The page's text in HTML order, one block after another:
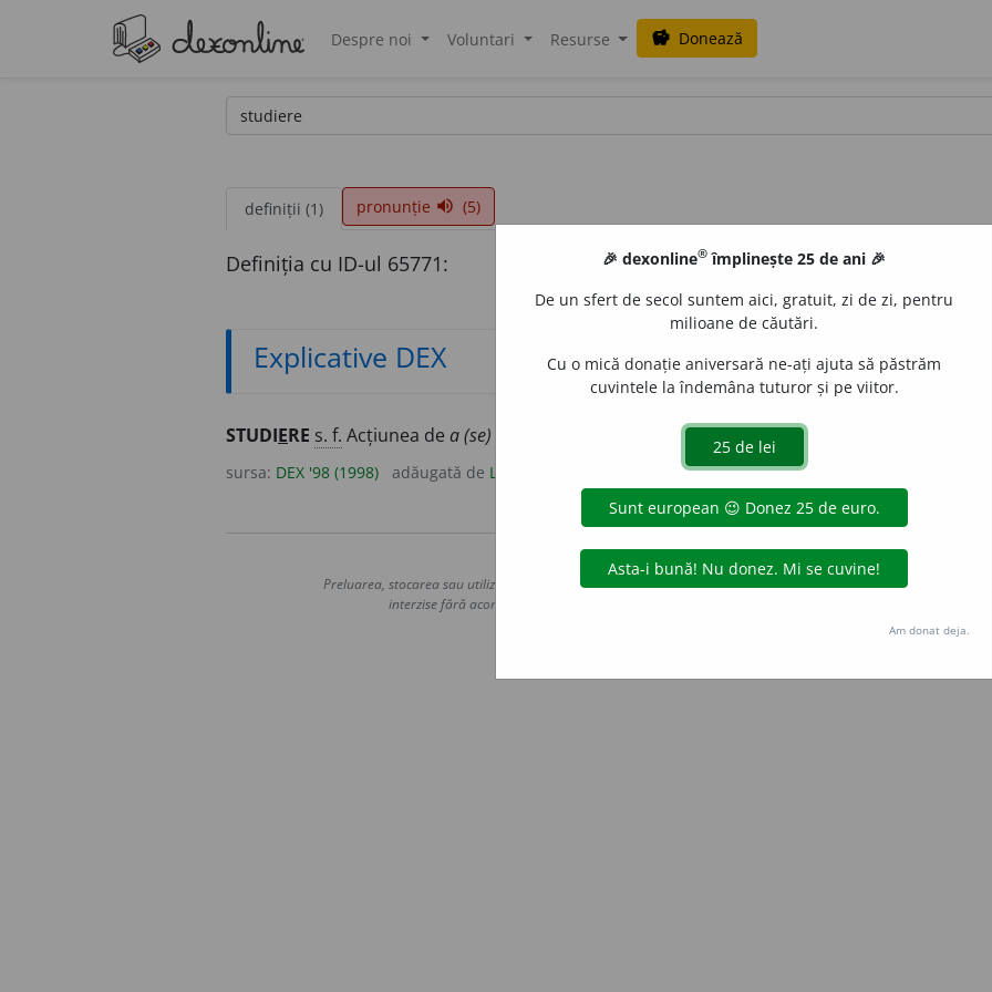
Despre noi Voluntari Resurse savings Donează
definiții (1) pronunție volume_up (5)
Definiția cu ID-ul 65771:
Explicative DEX
STUDIERE s. f. Acțiunea de a (se) studia Pr.:-di-e-] –V.studia.
sursa: DEX '98 (1998) adăugată de LauraGellner
Copyright © 2004-2026 dexonline (https://dexonline.ro)
Preluarea, stocarea sau utilizarea datelor de pe acest site, inclusiv prin orice metode de extragere automată
interzise fără acordul nostru prealabil scris, cu excepția seturilor de date oferite oficial spre utilizare
Hosterion
🎉 dexonline® împlinește 25 de ani 🎉
De un sfert de secol suntem aici, gratuit, zi de zi, pentru
milioane de căutări.
Cu o mică donație aniversară ne-ați ajuta să păstrăm
cuvintele la îndemâna tuturor și pe viitor.
Am donat deja.